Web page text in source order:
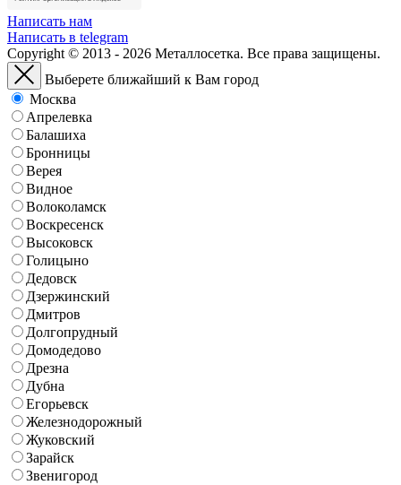
Написать нам
Написать в telegram
Copyright © 2013 - 2026 Металлосетка. Все права защищены.
Выберете ближайший к Вам город
Москва
Апрелевка
Балашиха
Бронницы
Верея
Видное
Волоколамск
Воскресенск
Высоковск
Голицыно
Дедовск
Дзержинский
Дмитров
Долгопрудный
Домодедово
Дрезна
Дубна
Егорьевск
Железнодорожный
Жуковский
Зарайск
Звенигород